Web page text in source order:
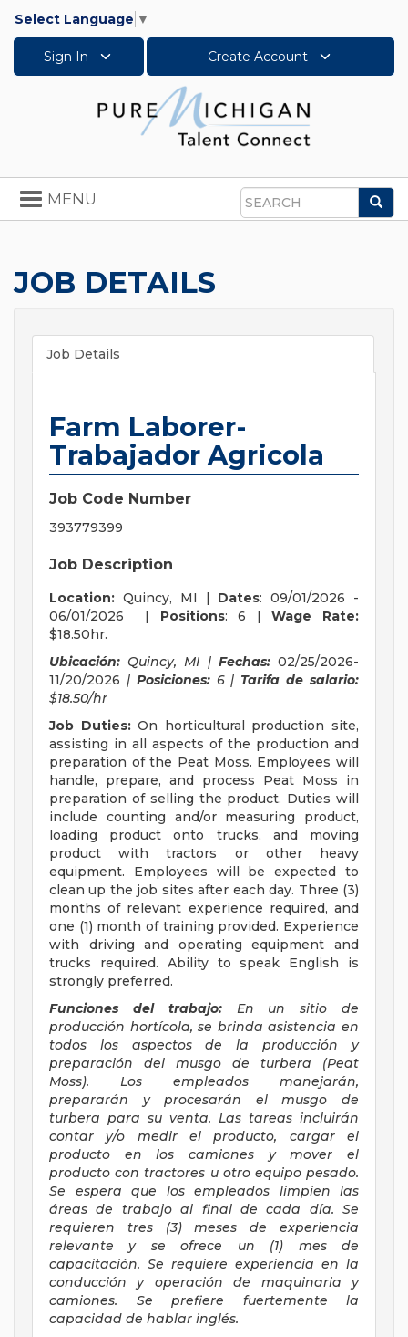
Select Language ▼
Sign In Create Account
Search
Toggle
navigation
MENU
JOB DETAILS
Job Details
Farm Laborer-
Trabajador Agricola
Job Code Number
393779399
Job Description
Location: Quincy, MI | Dates: 09/01/2026 -
06/01/2026 | Positions: 6 |Wage Rate:
$18.50hr.
Ubicación: Quincy, MI | Fechas: 02/25/2026-
11/20/2026 | Posiciones:6 | Tarifa de salario:
$18.50/hr
Job Duties:On horticultural production site,
assisting in all aspects of the production and
preparation of the Peat Moss. Employees will
handle, prepare, and process Peat Moss in
preparation of selling the product. Duties will
include counting and/or measuring product,
loading product onto trucks, and moving
product with tractors or other heavy
equipment. Employees will be expected to
clean up the job sites after each day. Three (3)
months of relevant experience required, and
one (1) month of training provided. Experience
with driving and operating equipment and
trucks required. Ability to speak English is
strongly preferred.
Funciones del trabajo: En un sitio de
producción hortícola, se brinda asistencia en
todos los aspectos de la producción y
preparación del musgo de turbera (Peat
Moss). Los empleados manejarán,
prepararán y procesarán el musgo de
turbera para su venta. Las tareas incluirán
contar y/o medir el producto, cargar el
producto en los camiones y mover el
producto con tractores u otro equipo pesado.
Se espera que los empleados limpien las
áreas de trabajo al final de cada día. Se
requieren tres (3) meses de experiencia
relevante y se ofrece un (1) mes de
capacitación. Se requiere experiencia en la
conducción y operación de maquinaria y
camiones. Se prefiere fuertemente la
capacidad de hablar inglés.